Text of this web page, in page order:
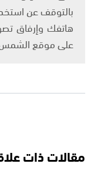
بالتوقف عن
هاتفك وإرفاق
على موقع
مقالات ذات